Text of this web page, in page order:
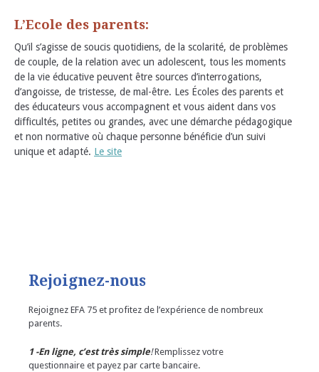
L’Ecole des parents:
Qu’il s’agisse de soucis quotidiens, de la scolarité, de problèmes
de couple, de la relation avec un adolescent, tous les moments
de la vie éducative peuvent être sources d’interrogations,
d’angoisse, de tristesse, de mal-être. Les Écoles des parents et
des éducateurs vous accompagnent et vous aident dans vos
difficultés, petites ou grandes, avec une démarche pédagogique
et non normative où chaque personne bénéficie d’un suivi
unique et adapté. Le site
Rejoignez-nous
Rejoignez EFA 75 et profitez de l’expérience de nombreux
parents.
1 -En ligne, c’est très simple!Remplissez votre
questionnaire et payez par carte bancaire.